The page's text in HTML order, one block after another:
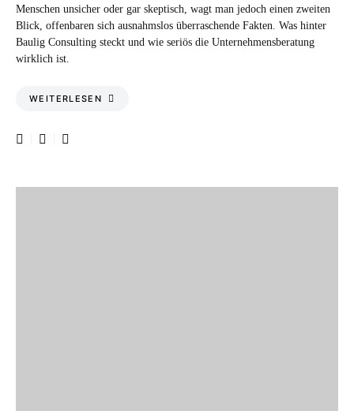
Menschen unsicher oder gar skeptisch, wagt man jedoch einen zweiten
Blick, offenbaren sich ausnahmslos überraschende Fakten. Was hinter
Baulig Consulting steckt und wie seriös die Unternehmensberatung
wirklich ist.
WEITERLESEN